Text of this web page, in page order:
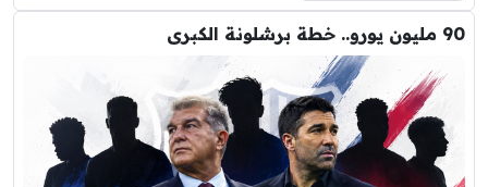
90 مليون يورو.. خطة برشلونة الكبرى